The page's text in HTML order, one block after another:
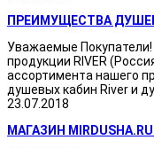
ПРЕИМУЩЕСТВА
Уважаемые
продукции RIVER
ассортимента нашего
душевых кабин River и
23.07.2018
МАГАЗИН